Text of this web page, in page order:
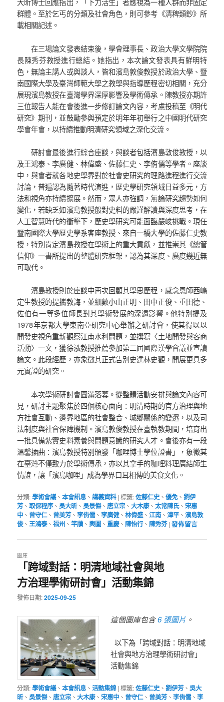
大昕博士回應指出，「下力活生」者應視為一種人群而非固定
群體。至於乞丐的分類及社會角色，則可參考《清稗類鈔》所
載相關記述。
在三場論文發表結束後，學會理事長、政治大學文學院院
長陳秀芬教授進行總結。她指出，本次論文發表具有鮮明特
色，無論主講人或與談人，皆和濱島敦俊教授於政治大學、暨
南國際大學及臺灣師範大學之教學與指導歷程密切相關，充分
展現濱島教授在臺灣學界深厚影響及學術傳承。陳教授亦期許
三位報告人能在會後進一步修訂論文內容，考慮投稿至《明代
研究》期刊，並鼓勵參與預定於明年年初舉行之中國明代研究
學會年會，以持續推動明清研究領域之深化交流。
研討會最後進行綜合座談，與談者包括濱島敦俊教授，以
及王鴻泰、李廣健、林偉盛、佐藤仁史、李侑儒等學者。座談
中，與會者就各地史學界對於社會史研究的理路進程進行交流
討論，普遍認為隨著時代演進，歷史學研究領域日益多元，方
法和視角亦持續擴展。然而，眾人亦強調，無論研究趨勢如何
變化，若缺乏如濱島教授般對史料的嚴謹解讀與深度思考，在
人工智慧時代的衝擊下，歷史學研究可能面臨嚴峻挑戰。現任
暨南國際大學歷史學系客座教授、來自一橋大學的佐藤仁史教
授，特別肯定濱島教授在學術上的重大貢獻，並推崇其《總管
信仰》一書所提出的整體研究框架，認為其深度、廣度幾近無
可取代。
濱島教授則於座談中再次回顧其學思歷程，感念恩師西嶋
定生教授的提攜教誨，並細數小山正明、田中正俊、重田德、
佐伯有一等多位師長對其學術發展的深遠影響。他特別提及
1978年京都大學東南亞研究中心舉辦之研討會，使其得以以
開發史視角重新觀察江南水利問題，並撰寫〈土地開發與客商
活動〉一文，獲徐泓教授推薦參加第二屆國際漢學會議並宣讀
論文。此段經歷，亦象徵其正式告別史達林史觀，開展更具多
元實證的研究。
本次學術研討會圓滿落幕。從整體活動安排與論文內容可
見，研討主題聚焦於四個核心面向：明清時期的官方治理與地
方社會互動、邊界地區的社會整合、城鄉關係的變遷，以及司
法制度與社會保障機制。濱島敦俊教授在臺執教期間，培育出
一批具備紮實史料素養與問題意識的研究人才。會後亦有一段
溫馨插曲：濱島教授特別頒發「咖哩博士學位證書」，象徵其
在臺灣不僅致力於學術傳承，亦以其拿手的咖哩料理廣結師生
情誼，讓「濱島咖哩」成為學界口耳相傳的美食文化。
分類:學術會議、本會訊息 、講義資料 |標籤:佐藤仁史 、優免、劉伊
芳、取保程序、吳大昕、吳景傑、 唐立宗、大木康、太常陳氏、 宋惠
中 、 曾守仁、 曾美芳、李侑儒、李廣健、林偉盛、江南、漳平、濱島敦
俊、王鴻泰、福州 、竿牘、輿圖 、重慶、 陳怡行、 陳秀芬 |發佈留言
「跨域對話：明清地域社會與地
方治理學術研討會」活動集錦
圖庫
發佈日期:2025-09-25
這個圖庫包含6 張圖片 。
以下為「跨域對話：明清地域
社會與地方治理學術研討會」
活動集錦
分類:學術會議、本會訊息 、活動集錦 |標籤:佐藤仁史 、劉伊芳、吳大
昕、吳景傑、 唐立宗、大木康、 宋惠中 、 曾守仁、 曾美芳、李侑儒、李